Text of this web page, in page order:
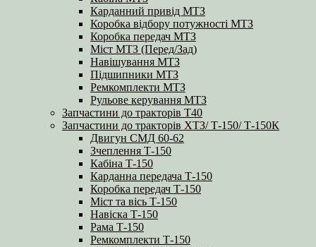
Карданний привід МТЗ
Коробка відбору потужності МТЗ
Коробка передач МТЗ
Міст МТЗ (Перед/Зад)
Навішування МТЗ
Підшипники МТЗ
Ремкомплекти МТЗ
Рульове керування МТЗ
Запчастини до тракторів Т40
Запчастини до тракторів ХТЗ/ Т-150/ Т-150К
Двигун СМД 60-62
Зчеплення Т-150
Кабіна Т-150
Карданна передача Т-150
Коробка передач Т-150
Міст та вісь Т-150
Навіска Т-150
Рама Т-150
Ремкомплекти Т-150